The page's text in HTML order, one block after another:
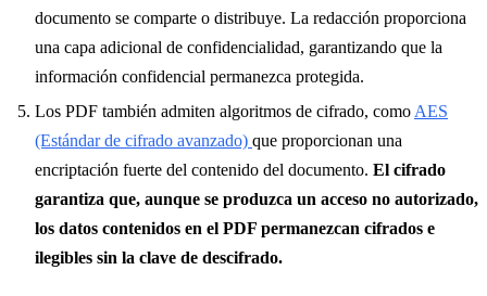
documento se comparte o distribuye. La redacción proporciona
una capa adicional de confidencialidad, garantizando que la
información confidencial permanezca protegida.
Los PDF también admiten algoritmos de cifrado, como AES
(Estándar de cifrado avanzado) que proporcionan una
encriptación fuerte del contenido del documento. El cifrado
garantiza que, aunque se produzca un acceso no autorizado,
los datos contenidos en el PDF permanezcan cifrados e
ilegibles sin la clave de descifrado.